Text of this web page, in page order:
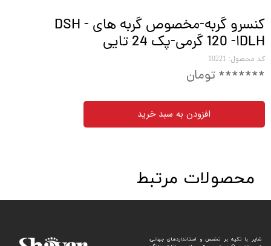
کنسرو گربه-مخصوص گربه های DSH -
DLHا- 120 گرمی-پک 24 تایی
کد محصول: 10221
******* تومان
افزودن به سبد خرید
محصولات مرتبط
شایر با تکیه بر تخصص و استانداردهای جهانی،